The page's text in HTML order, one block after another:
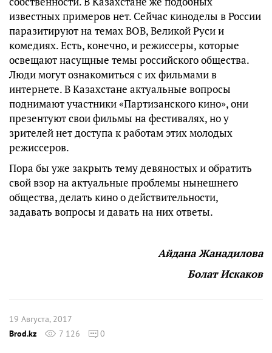
известных примеров нет. Сейчас киноделы в России
паразитируют на темах ВОВ, Великой Руси и
комедиях. Есть, конечно, и режиссеры, которые
освещают насущные темы российского общества.
Люди могут ознакомиться с их фильмами в
интернете. В Казахстане актуальные вопросы
поднимают участники «Партизанского кино», они
презентуют свои фильмы на фестивалях, но у
зрителей нет доступа к работам этих молодых
режиссеров.
Пора бы уже закрыть тему девяностых и обратить
свой взор на актуальные проблемы нынешнего
общества, делать кино о действительности,
задавать вопросы и давать на них ответы.
Айдана Жанадилова
Болат Искаков
19 Августа, 2017
Brod.kz
7 126 0